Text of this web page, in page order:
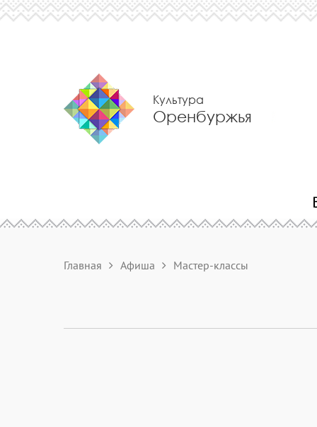
Культура
Оренбуржья
Главная Афиша Мастер-классы